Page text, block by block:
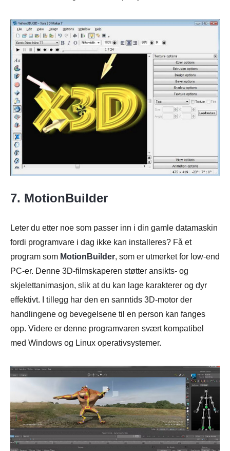
7. MotionBuilder
Leter du etter noe som passer inn i din gamle datamaskin
fordi programvare i dag ikke kan installeres? Få et
program som MotionBuilder, som er utmerket for low-end
PC-er. Denne 3D-filmskaperen støtter ansikts- og
skjelettanimasjon, slik at du kan lage karakterer og dyr
effektivt. I tillegg har den en sanntids 3D-motor der
handlingene og bevegelsene til en person kan fanges
opp. Videre er denne programvaren svært kompatibel
med Windows og Linux operativsystemer.